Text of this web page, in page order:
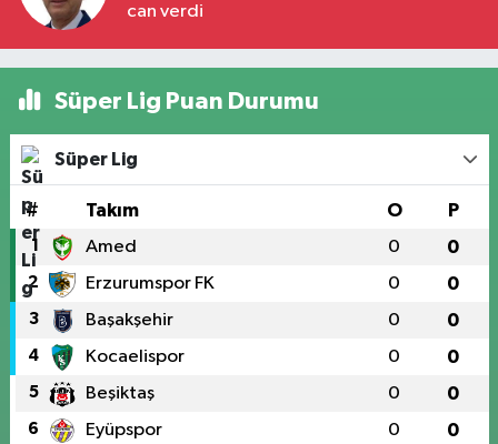
can verdi
Süper Lig Puan Durumu
Süper Lig
# Takım O P
1 Amed 0 0
2 Erzurumspor FK 0 0
3 Başakşehir 0 0
4 Kocaelispor 0 0
5 Beşiktaş 0 0
6 Eyüpspor 0 0